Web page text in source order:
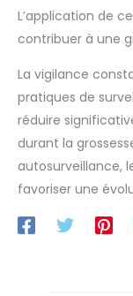
L’application de
contribuer à une
La vigilance
pratiques de
réduire
durant la
autosurveillance,
favoriser une